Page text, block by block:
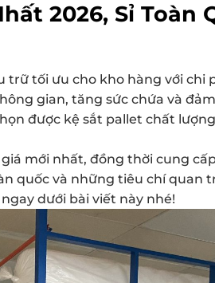
2026, Sỉ Toàn
trữ tối ưu cho kho hàng với chi
gian, tăng sức chứa và
được kệ sắt pallet chất
mới nhất, đồng thời cung
quốc và những tiêu chí quan
dưới bài viết này nhé!